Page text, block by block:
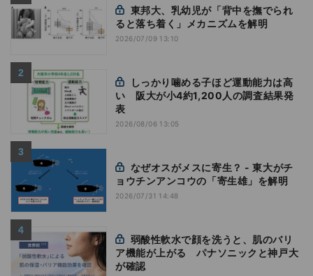
ると落ち着く」メカニズムを解明
2026/07/09 13:10
い 阪大が小4約1,200人の調査結果発
表
2026/08/06 13:05
ョウチンアンコウの「寄生雄」を解明
2026/07/31 14:48
ア機能が上がる パナソニックと神戸大
が確認